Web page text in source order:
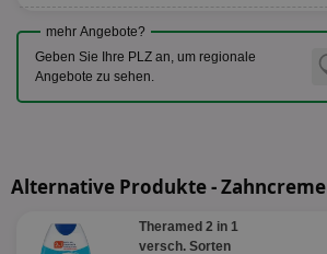
mehr Angebote?
Geben Sie Ihre PLZ an, um regionale
Angebote zu sehen.
Alternative Produkte - Zahncreme
Theramed 2 in 1
versch. Sorten